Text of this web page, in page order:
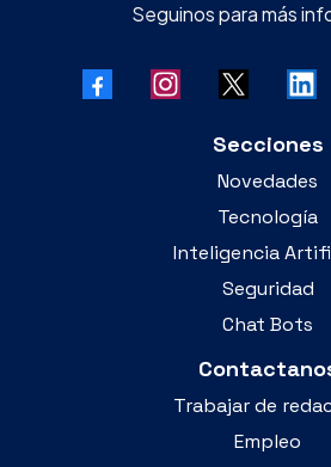
Seguinos para más
Secciones
Novedades
Tecnología
Inteligencia
Seguridad
Chat Bots
Trabajar de
Empleo